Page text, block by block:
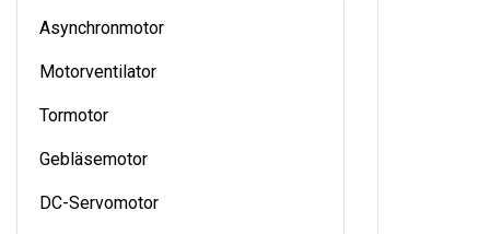
Asynchronmotor
Motorventilator
Tormotor
Gebläsemotor
DC-Servomotor